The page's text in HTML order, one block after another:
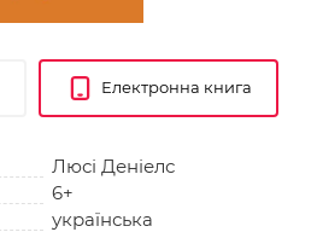
Електронна книга
Люсі Деніелс
6+
українська